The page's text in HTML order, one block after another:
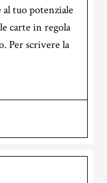
tuo potenziale
carte in regola
Per scrivere la